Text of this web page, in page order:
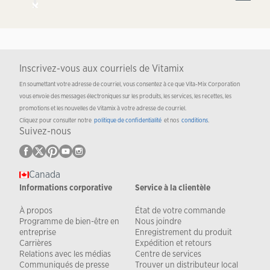
Inscrivez-vous aux courriels de Vitamix
En soumettant votre adresse de courriel, vous consentez à ce que Vita-Mix Corporation
vous envoie des messages électroniques sur les produits, les services, les recettes, les
promotions et les nouvelles de Vitamix à votre adresse de courriel.
Cliquez pour consulter notre politique de confidentialité et nos conditions.
Suivez-nous
Canada
Informations corporative
À propos
Programme de bien-être en
entreprise
Carrières
Relations avec les médias
Communiqués de presse
Service à la clientèle
État de votre commande
Nous joindre
Enregistrement du produit
Expédition et retours
Centre de services
Trouver un distributeur local